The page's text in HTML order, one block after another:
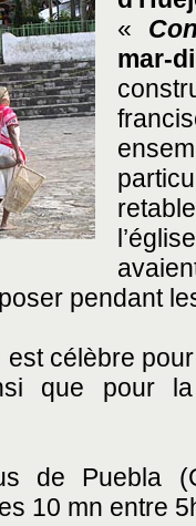
«
mar-
pendant
est célèbre
que pour
de Puebla
10 mn entre